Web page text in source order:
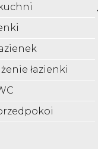
łazienki